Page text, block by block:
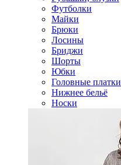
Футболки
Майки
Брюки
Лосины
Бриджи
Шорты
Юбки
Головные платки
Нижнее бельё
Носки